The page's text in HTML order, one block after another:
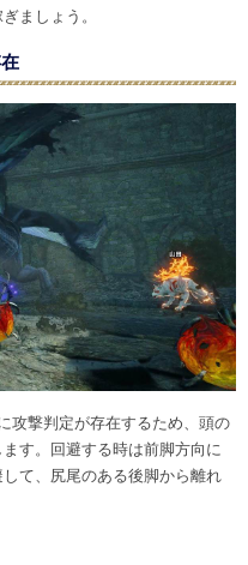
ましょう。
攻撃判定が存在するため、頭の
す。回避する時は前脚方向に
て、尻尾のある後脚から離れ